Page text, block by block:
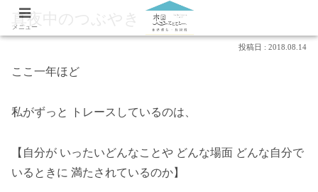
真夜中のつぶやき
2018.08.14
ここ一年ほど
私がずっと トレースしているのは、
【自分が いったいどんなことや どんな場面 どんな自分で
いるときに 満たされているのか】
メニュー